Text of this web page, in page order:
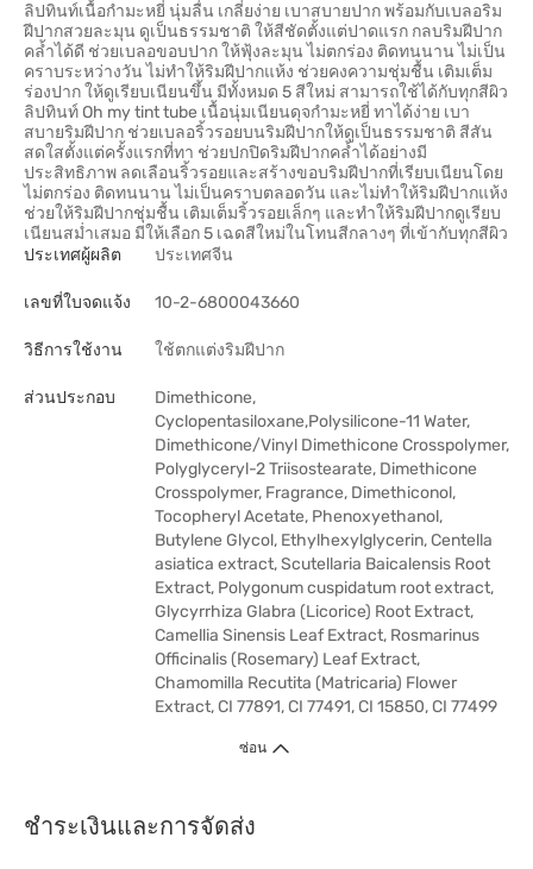
ลิปทินท์เนื้อกำมะหยี่ นุ่มลื่น เกลี่ยง่าย เบาสบายปาก พร้อมกับเบลอริม
ฝีปากสวยละมุน ดูเป็นธรรมชาติ ให้สีชัดตั้งแต่ปาดแรก กลบริมฝีปาก
คล้ำได้ดี ช่วยเบลอขอบปาก ให้ฟุ้งละมุน ไม่ตกร่อง ติดทนนาน ไม่เป็น
คราบระหว่างวัน ไม่ทำให้ริมฝีปากแห้ง ช่วยคงความชุ่มชื้น เติมเต็ม
ร่องปาก ให้ดูเรียบเนียนขึ้น มีทั้งหมด 5 สีใหม่ สามารถใช้ได้กับทุกสีผิว
ลิปทินท์ Oh my tint tube เนื้อนุ่มเนียนดุจกำมะหยี่ ทาได้ง่าย เบา
สบายริมฝีปาก ช่วยเบลอริ้วรอยบนริมฝีปากให้ดูเป็นธรรมชาติ สีสัน
สดใสตั้งแต่ครั้งแรกที่ทา ช่วยปกปิดริมฝีปากคล้ำได้อย่างมี
ประสิทธิภาพ ลดเลือนริ้วรอยและสร้างขอบริมฝีปากที่เรียบเนียนโดย
ไม่ตกร่อง ติดทนนาน ไม่เป็นคราบตลอดวัน และไม่ทำให้ริมฝีปากแห้ง
ช่วยให้ริมฝีปากชุ่มชื้น เติมเต็มริ้วรอยเล็กๆ และทำให้ริมฝีปากดูเรียบ
เนียนสม่ำเสมอ มีให้เลือก 5 เฉดสีใหม่ในโทนสีกลางๆ ที่เข้ากับทุกสีผิว
ประเทศผู้ผลิต
ประเทศจีน
เลขที่ใบจดแจ้ง 10-2-6800043660
วิธีการใช้งาน ใช้ตกแต่งริมฝีปาก
ส่วนประกอบ
Dimethicone,
Cyclopentasiloxane,Polysilicone-11 Water,
Dimethicone/Vinyl Dimethicone Crosspolymer,
Polyglyceryl-2 Triisostearate, Dimethicone
Crosspolymer, Fragrance, Dimethiconol,
Tocopheryl Acetate, Phenoxyethanol,
Butylene Glycol, Ethylhexylglycerin, Centella
asiatica extract, Scutellaria Baicalensis Root
Extract, Polygonum cuspidatum root extract,
Glycyrrhiza Glabra (Licorice) Root Extract,
Camellia Sinensis Leaf Extract, Rosmarinus
Officinalis (Rosemary) Leaf Extract,
Chamomilla Recutita (Matricaria) Flower
Extract, CI 77891, CI 77491, CI 15850, CI 77499
ซ่อน
ชำระเงินและการจัดส่ง